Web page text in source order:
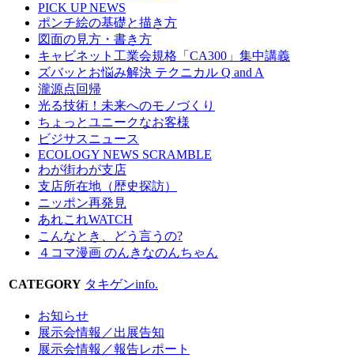
PICK UP NEWS
ポンチ絵の基礎と描き方
図面の見方・書き方
キャビネット工業会規格「CA300」集中講義
ズバッとお悩み解決 テクニカル Q and A
瀧源点回帰
光る技術！未来へのモノづくり
ちょっとユニークなお客様
ビジサスニュース
ECOLOGY NEWS SCRAMBLE
わが街わが支店
支店所在地（歴史探訪）
ニッポン再発見
あれこれWATCH
こんなとき、どう言うの?
４コマ漫画 のんきなのんちゃん
CATEGORY タキゲンinfo.
お知らせ
展示会情報／出展告知
展示会情報／報告レポート